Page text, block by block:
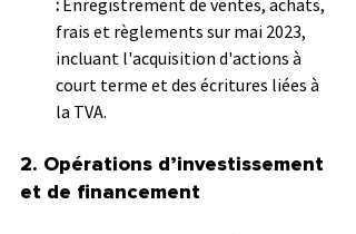
frais et règlements sur mai 2023,
incluant l'acquisition d'actions à
court terme et des écritures liées à
la TVA.
2. Opérations d’investissement
et de financement